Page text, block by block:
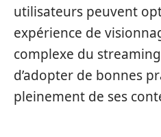
utilisateurs peuvent
expérience de
complexe du
d’adopter de bonnes
pleinement de ses